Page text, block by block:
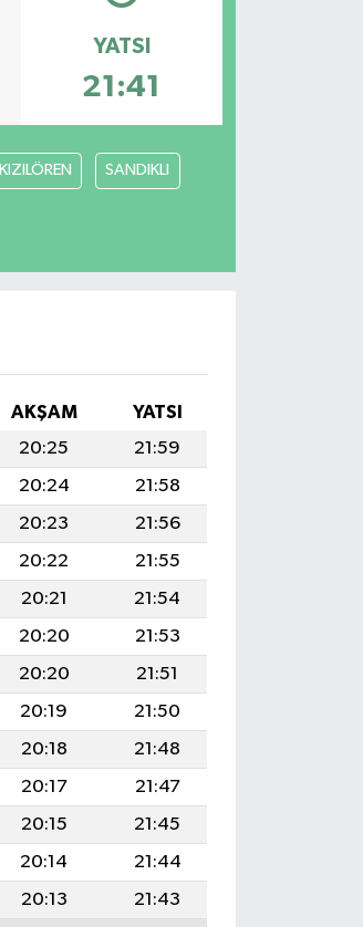
YATSI
21:41
KIZILÖREN SANDIKLI
AKŞAM
YATSI
20:25
21:59
20:24
21:58
20:23
21:56
20:22
21:55
20:21
21:54
20:20
21:53
20:20
21:51
20:19
21:50
20:18
21:48
20:17
21:47
20:15
21:45
20:14
21:44
20:13
21:43